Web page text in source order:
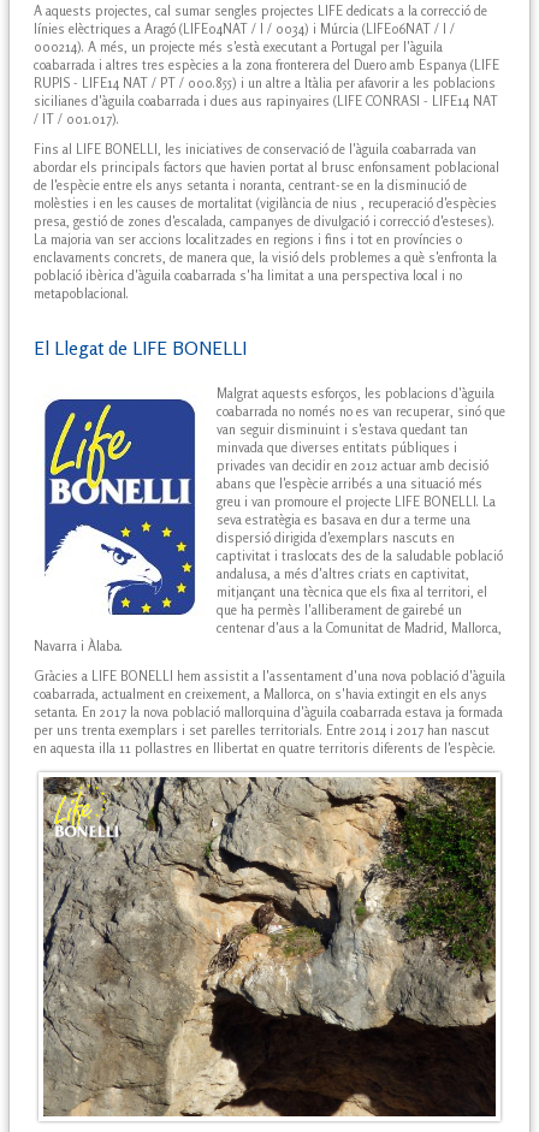
A aquests projectes, cal sumar sengles projectes LIFE dedicats a la correcció de
línies elèctriques a Aragó (LIFE04NAT / I / 0034) i Múrcia (LIFE06NAT / I /
000214). A més, un projecte més s'està executant a Portugal per l'àguila
coabarrada i altres tres espècies a la zona fronterera del Duero amb Espanya (LIFE
RUPIS - LIFE14 NAT / PT / 000.855) i un altre a Itàlia per afavorir a les poblacions
sicilianes d'àguila coabarrada i dues aus rapinyaires (LIFE CONRASI - LIFE14 NAT
/ IT / 001.017).
Fins al LIFE BONELLI, les iniciatives de conservació de l'àguila coabarrada van
abordar els principals factors que havien portat al brusc enfonsament poblacional
de l'espècie entre els anys setanta i noranta, centrant-se en la disminució de
molèsties i en les causes de mortalitat (vigilància de nius , recuperació d'espècies
presa, gestió de zones d'escalada, campanyes de divulgació i correcció d'esteses).
La majoria van ser accions localitzades en regions i fins i tot en províncies o
enclavaments concrets, de manera que, la visió dels problemes a què s'enfronta la
població ibèrica d'àguila coabarrada s'ha limitat a una perspectiva local i no
metapoblacional.
El Llegat de LIFE BONELLI
Malgrat aquests esforços, les poblacions d'àguila
coabarrada no només no es van recuperar, sinó que
van seguir disminuint i s'estava quedant tan
minvada que diverses entitats públiques i
privades van decidir en 2012 actuar amb decisió
abans que l'espècie arribés a una situació més
greu i van promoure el projecte LIFE BONELLI. La
seva estratègia es basava en dur a terme una
dispersió dirigida d'exemplars nascuts en
captivitat i traslocats des de la saludable població
andalusa, a més d'altres criats en captivitat,
mitjançant una tècnica que els fixa al territori, el
que ha permès l'alliberament de gairebé un
centenar d'aus a la Comunitat de Madrid, Mallorca,
Navarra i Àlaba.
Gràcies a LIFE BONELLI hem assistit a l'assentament d'una nova població d'àguila
coabarrada, actualment en creixement, a Mallorca, on s'havia extingit en els anys
setanta. En 2017 la nova població mallorquina d'àguila coabarrada estava ja formada
per uns trenta exemplars i set parelles territorials. Entre 2014 i 2017 han nascut
en aquesta illa 11 pollastres en llibertat en quatre territoris diferents de l'espècie.